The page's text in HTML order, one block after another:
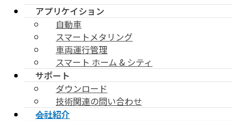
アプリケイション
自動車
スマートメタリング
車両運行管理
スマート ホーム & シティ
サポート
ダウンロード
技術関連の問い合わせ
会社紹介